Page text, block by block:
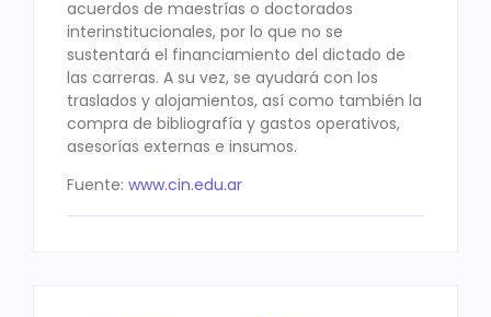
acuerdos de maestrías o doctorados
interinstitucionales, por lo que no se
sustentará el financiamiento del dictado de
las carreras. A su vez, se ayudará con los
traslados y alojamientos, así como también la
compra de bibliografía y gastos operativos,
asesorías externas e insumos.
Fuente: www.cin.edu.ar